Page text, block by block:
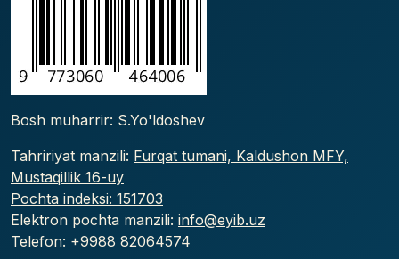
Bosh muharrir: S.Yo'ldoshev
Tahririyat manzili: Furqat tumani, Kaldushon MFY,
Mustaqillik 16-uy
Pochta indeksi: 151703
Elektron pochta manzili: info@eyib.uz
Telefon: +9988 82064574